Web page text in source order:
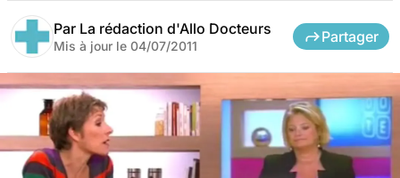
Par La rédaction d'Allo Docteurs
Mis à jour le 04/07/2011
Partager